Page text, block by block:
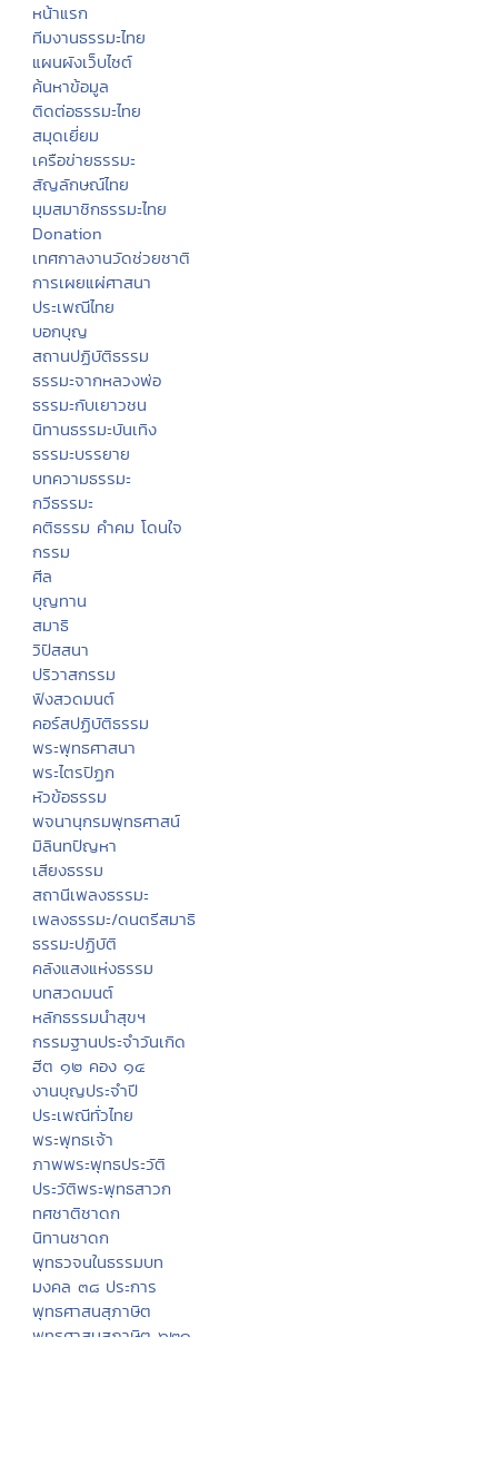
หน้าแรก
ทีมงานธรรมะไทย
แผนผังเว็บไซต์
ค้นหาข้อมูล
ติดต่อธรรมะไทย
สมุดเยี่ยม
เครือข่ายธรรมะ
สัญลักษณ์ไทย
มุมสมาชิกธรรมะไทย
Donation
เทศกาลงานวัดช่วยชาติ
การเผยแผ่ศาสนา
ประเพณีไทย
บอกบุญ
สถานปฏิบัติธรรม
ธรรมะจากหลวงพ่อ
ธรรมะกับเยาวชน
นิทานธรรมะบันเทิง
ธรรมะบรรยาย
บทความธรรมะ
กวีธรรมะ
คติธรรม คำคม โดนใจ
กรรม
ศีล
บุญทาน
สมาธิ
วิปัสสนา
ปริวาสกรรม
ฟังสวดมนต์
คอร์สปฏิบัติธรรม
พระพุทธศาสนา
พระไตรปิฏก
หัวข้อธรรม
พจนานุกรมพุทธศาสน์
มิลินทปัญหา
เสียงธรรม
สถานีเพลงธรรมะ
เพลงธรรมะ/ดนตรีสมาธิ
ธรรมะปฏิบัติ
คลังแสงแห่งธรรม
บทสวดมนต์
หลักธรรมนำสุขฯ
กรรมฐานประจำวันเกิด
ฮีต ๑๒ คอง ๑๔
งานบุญประจำปี
ประเพณีทั่วไทย
พระพุทธเจ้า
ภาพพระพุทธประวัติ
ประวัติพระพุทธสาวก
ทศชาติชาดก
นิทานชาดก
พุทธวจนในธรรมบท
มงคล ๓๘ ประการ
พุทธศาสนสุภาษิต
พุทธศาสนสุภาษิต ๖๒๑